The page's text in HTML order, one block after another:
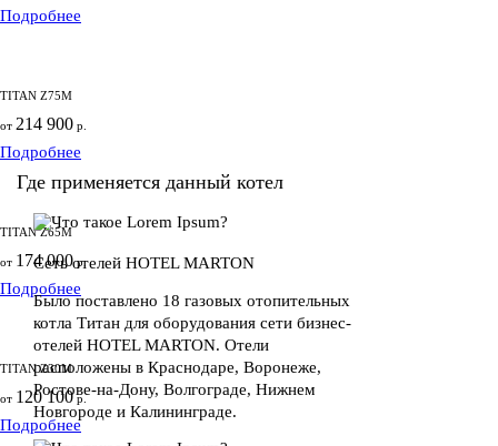
Подробнее
TITAN Z75M
от 214 900 р.
Подробнее
TITAN Z65M
от 174 000р.
Подробнее
TITAN Z30M
от 120 100р.
Подробнее
Где применяется данный котел
Сеть отелей HOTEL MARTON
Было поставлено 18 газовых отопительных
котла Титан для оборудования сети бизнес-
отелей HOTEL MARTON. Отели
расположены в Краснодаре, Воронеже,
Ростове-на-Дону, Волгограде, Нижнем
Новгороде и Калининграде.